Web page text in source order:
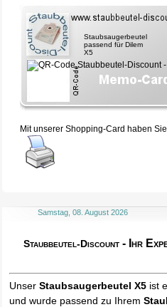
Staubsaugerbeutel
passend für Dilem
X5
Mit unserer Shopping-Card haben
Samstag, 08. August 2026
Staubbeutel-Discount - Ihr
UnserStaubsaugerbeutel X5 ist
und wurde passend zu Ihrem